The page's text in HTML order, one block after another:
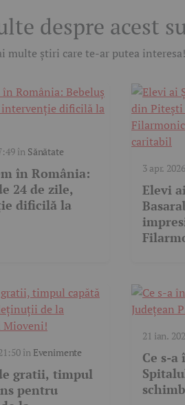
despre acest
multe știri care te-ar putea
în Sănătate
în România:
24 de zile,
dificilă la
3 apr.
Elevi
în Evenimente
gratii, timpul
pentru
21 ian.
Ce s-